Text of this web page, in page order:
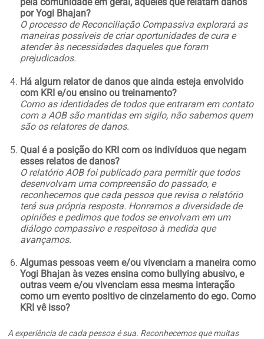
por Yogi Bhajan?
O processo de Reconciliação Compassiva explorará as
maneiras possíveis de criar oportunidades de cura e
atender às necessidades daqueles que foram
prejudicados.
Há algum relator de danos que ainda esteja envolvido
com KRI e/ou ensino ou treinamento?
Como as identidades de todos que entraram em contato
com a AOB são mantidas em sigilo, não sabemos quem
são os relatores de danos.
Qual é a posição do KRI com os indivíduos que negam
esses relatos de danos?
O relatório AOB foi publicado para permitir que todos
desenvolvam uma compreensão do passado, e
reconhecemos que cada pessoa que revisa o relatório
terá sua própria resposta. Honramos a diversidade de
opiniões e pedimos que todos se envolvam em um
diálogo compassivo e respeitoso à medida que
avançamos.
Algumas pessoas veem e/ou vivenciam a maneira como
Yogi Bhajan às vezes ensina como bullying abusivo, e
outras veem e/ou vivenciam essa mesma interação
como um evento positivo de cinzelamento do ego. Como
KRI vê isso?
A experiência de cada pessoa é sua. Reconhecemos que muitas